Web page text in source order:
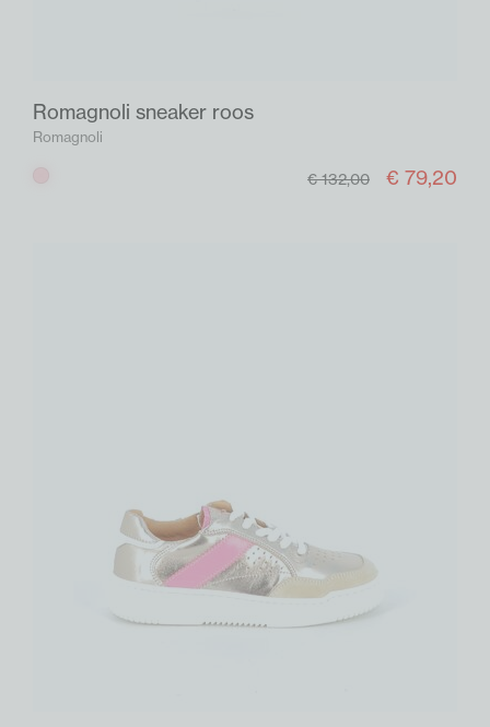
Romagnoli sneaker roos
Romagnoli
€ 132,00 € 79,20